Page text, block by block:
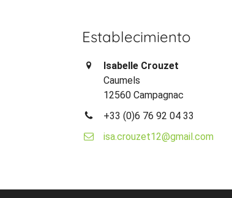
Establecimiento
Isabelle Crouzet
Caumels
12560 Campagnac
+33 (0)6 76 92 04 33
isa.crouzet12@gmail.com